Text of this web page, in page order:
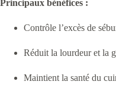
Principaux bénéfices :
Contrôle l’excès de
Réduit la lourdeur et la
Maintient la santé du